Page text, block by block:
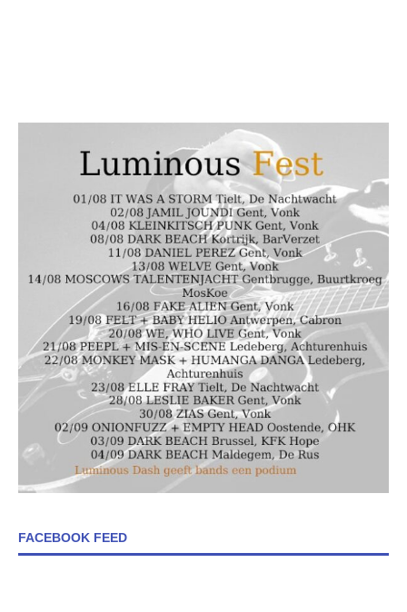
FACEBOOK FEED